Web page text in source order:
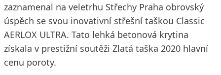
zaznamenal na veletrhu Střechy Praha obrovský
úspěch se svou inovativní střešní taškou Classic
AERLOX ULTRA. Tato lehká betonová krytina
získala v prestižní soutěži Zlatá taška 2020 hlavní
cenu poroty.